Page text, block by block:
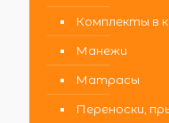
Комплекты в
Манежи
Матрасы
Переноски,